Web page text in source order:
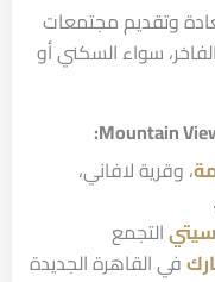
وتقديم مجتمعات
سواء السكني أو
، وقرية لافاني،
التجمع
في القاهرة الجديدة